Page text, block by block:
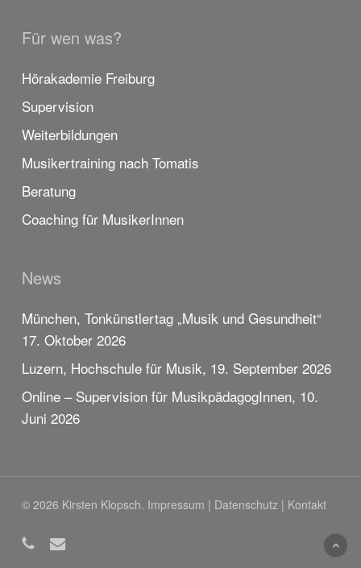
Für wen was?
Hörakademie Freiburg
Supervision
Weiterbildungen
Musikertraining nach Tomatis
Beratung
Coaching für MusikerInnen
News
München, Tonkünstlertag „Musik und Gesundheit“
17. Oktober 2026
Luzern, Hochschule für Musik, 19. September 2026
Online – Supervision für MusikpädagogInnen, 10.
Juni 2026
© 2026 Kirsten Klopsch. Impressum | Datenschutz| Kontakt
phoneemail